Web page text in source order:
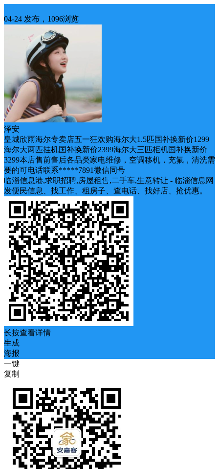
04-24 发布，1096浏览
泽安
皇城欣雨海尔专卖店五一狂欢购海尔大1.5匹国补换新价1299
海尔大两匹挂机国补换新价2399海尔大三匹柜机国补换新价
3299本店售前售后各品类家电维修，空调移机，充氟，清洗需
要的可电话联系*****7891微信同号
临淄信息港,求职招聘,房屋租售,二手车,生意转让 - 临淄信息网
发便民信息、找工作、租房子、查电话、找好店、抢优惠。
长按查看详情
生成
海报
一键
复制